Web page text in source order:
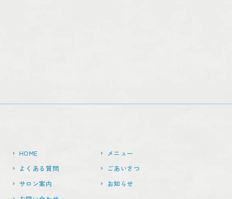
HOME
メニュー
よくある質問
ごあいさつ
サロン案内
お知らせ